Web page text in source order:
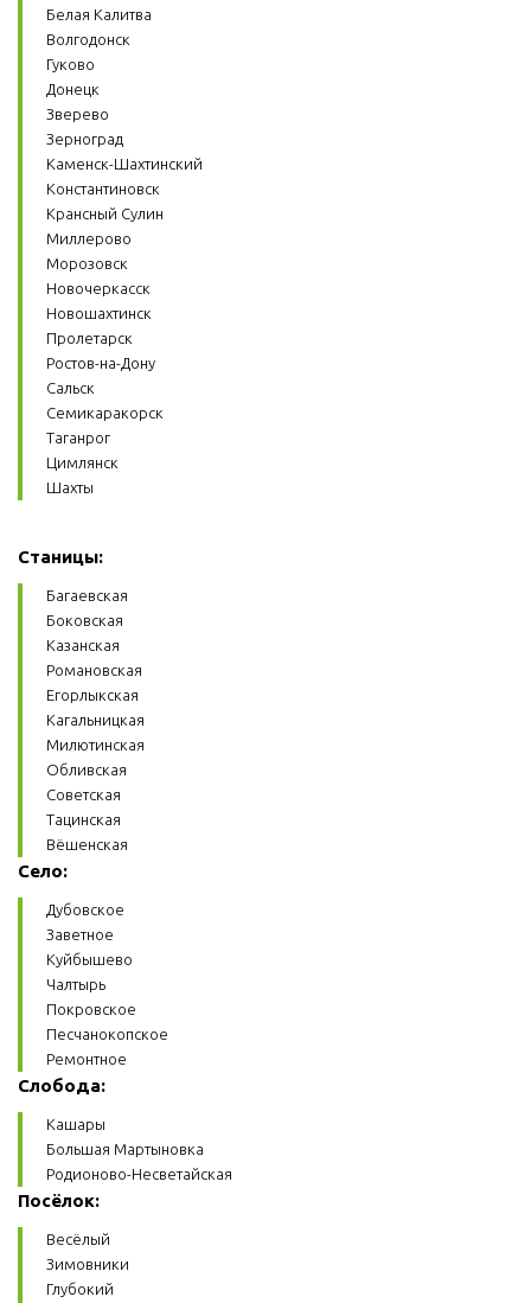
Белая Калитва
Волгодонск
Гуково
Донецк
Зверево
Зерноград
Каменск-Шахтинский
Константиновск
Крансный Сулин
Миллерово
Морозовск
Новочеркасск
Новошахтинск
Пролетарск
Ростов-на-Дону
Сальск
Семикаракорск
Таганрог
Цимлянск
Шахты
Станицы:
Багаевская
Боковская
Казанская
Романовская
Егорлыкская
Кагальницкая
Милютинская
Обливская
Советская
Тацинская
Вёшенская
Село:
Дубовское
Заветное
Куйбышево
Чалтырь
Покровское
Песчанокопское
Ремонтное
Слобода:
Кашары
Большая Мартыновка
Родионово-Несветайская
Посёлок:
Весёлый
Зимовники
Глубокий